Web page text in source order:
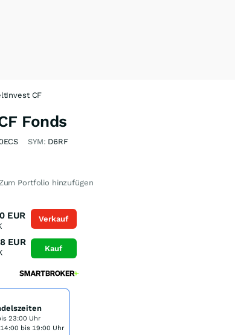
CF
Fonds
SYM: D6RF
Zum Portfolio hinzufügen
EUR
EUR
Verkauf
Kauf
23:00 Uhr
bis 19:00 Uhr